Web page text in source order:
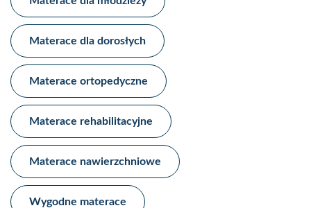
Materace dla dorosłych
Materace ortopedyczne​
Materace rehabilitacyjne​
Materace nawierzchniowe​
Wygodne materace​